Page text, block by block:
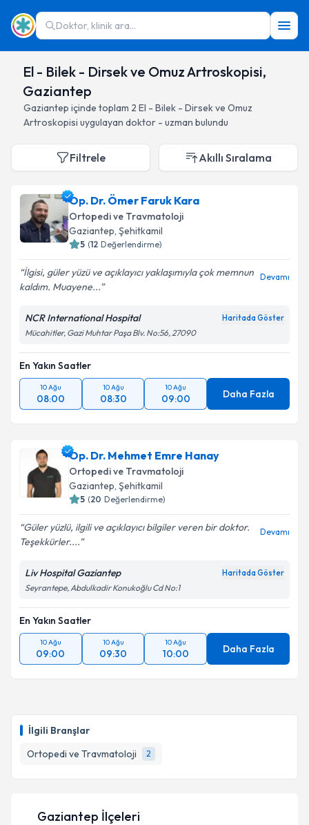
Doktor, klinik ara...
El - Bilek - Dirsek ve Omuz Artroskopisi,
Gaziantep
Gaziantep içinde toplam 2 El - Bilek - Dirsek ve Omuz
Artroskopisi uygulayan doktor - uzman bulundu
İlgili Branşlar
Ortopedi ve Travmatoloji
2
Filtrele Akıllı Sıralama
Op. Dr. Ömer Faruk Kara
Ortopedi ve Travmatoloji
Gaziantep, Şehitkamil
5 (12 Değerlendirme)
İlgisi, güler yüzü ve açıklayıcı yaklaşımıyla çok memnun
kaldım. Muayene...
Devamı
NCR International Hospital Haritada Göster
Mücahitler, Gazi Muhtar Paşa Blv. No:56, 27090
En Yakın Saatler
10 Ağu
08:00
10 Ağu
08:30
10 Ağu
09:00 Daha Fazla
Op. Dr. Mehmet Emre Hanay
Ortopedi ve Travmatoloji
Gaziantep, Şehitkamil
5 (20 Değerlendirme)
Güler yüzlü, ilgili ve açıklayıcı bilgiler veren bir doktor.
Teşekkürler....
Devamı
Liv Hospital Gaziantep Haritada Göster
Seyrantepe, Abdulkadir Konukoğlu Cd No:1
En Yakın Saatler
10 Ağu
09:00
10 Ağu
09:30
10 Ağu
10:00 Daha Fazla
Gaziantep İlçeleri